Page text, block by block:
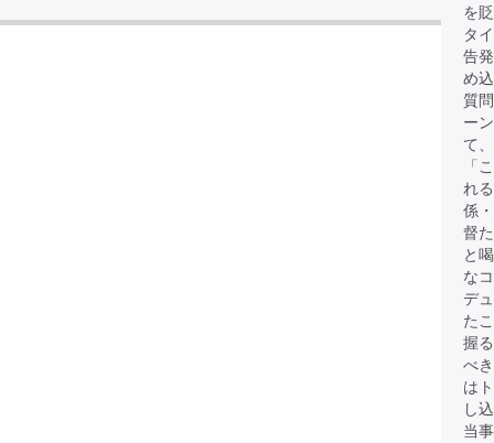
を
タ
告
め
質
ー
て
「
れ
係
督
と
な
デ
た
握
べ
は
し
当